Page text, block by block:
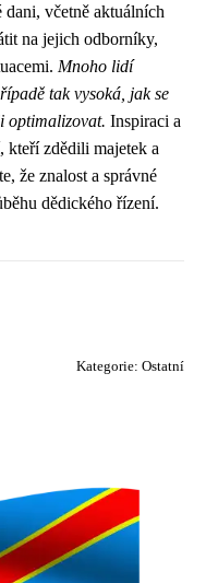
včetně aktuálních
na jejich odborníky,
Mnoho lidí
tak vysoká, jak se
optimalizovat. Inspiraci a
kteří zdědili majetek a
že znalost a správné
dědického řízení.
Kategorie: Ostatní